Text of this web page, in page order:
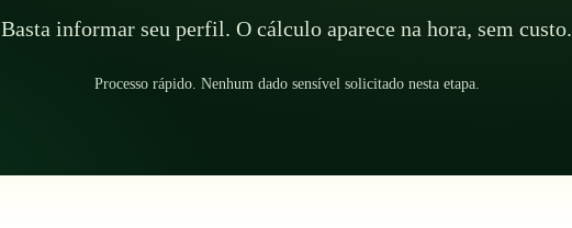
Basta informar seu perfil. O cálculo aparece na hora, sem custo.
Processo rápido. Nenhum dado sensível solicitado nesta etapa.